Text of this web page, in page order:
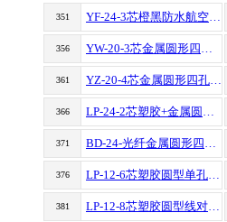
351 YF-24-3芯橙黑防水航空插头连接器
356 YW-20-3芯金属圆形四孔防水航空插头连接器
361 YZ-20-4芯金属圆形四孔防水航空插头连接器
366 LP-24-2芯塑胶+金属圆型对接防水航空插头电源连接器
371 BD-24-光纤金属圆形四孔防水航空插头连接器
376 LP-12-6芯塑胶圆型单孔防水航空插头信号连接器
381 LP-12-8芯塑胶圆型线对线防水航空插头连接器